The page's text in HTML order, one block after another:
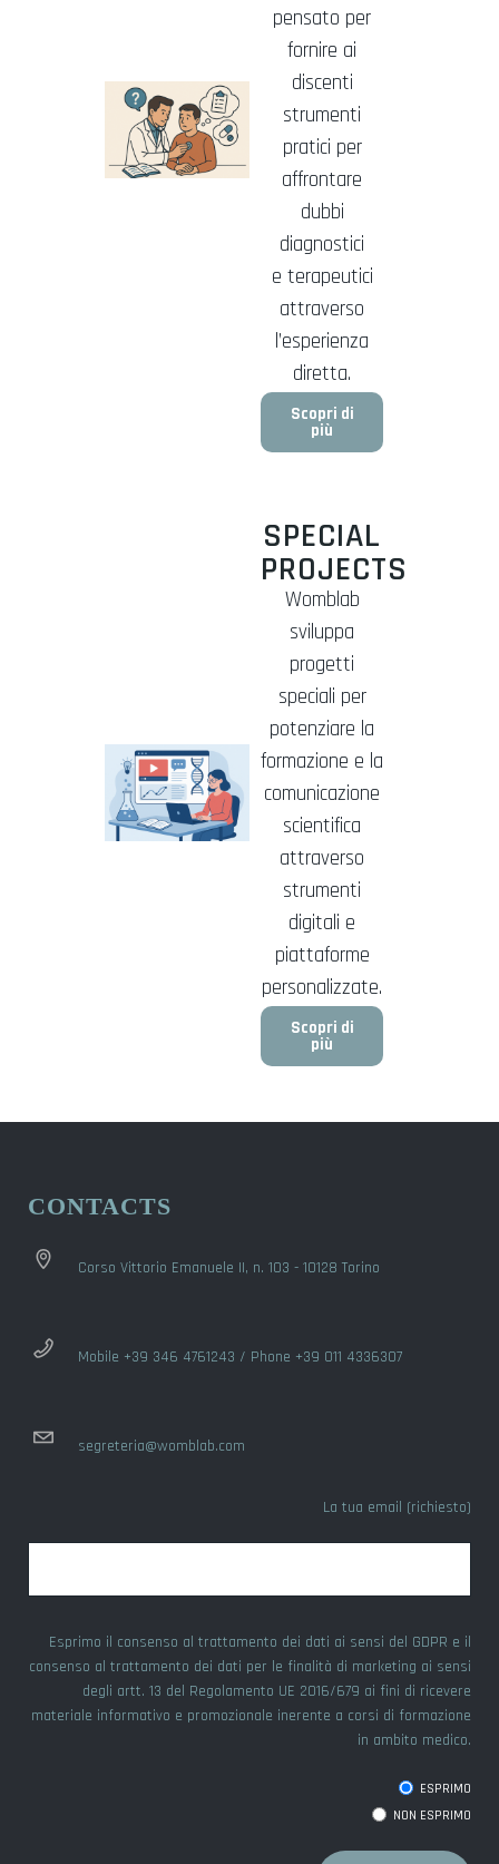
pensato per
fornire ai
discenti
strumenti
pratici per
affrontare
dubbi
diagnostici
e terapeutici
attraverso
l’esperienza
diretta.
Scopri di
più
SPECIAL
PROJECTS
Womblab
sviluppa
progetti
speciali per
potenziare la
formazione e la
comunicazione
scientifica
attraverso
strumenti
digitali e
piattaforme
personalizzate.
Scopri di
più
CONTACTS
Corso Vittorio Emanuele II, n. 103 - 10128 Torino
Mobile +39 346 4761243 / Phone +39 011 4336307
segreteria@womblab.com
La tua email (richiesto)
Esprimo il consenso al trattamento dei dati ai sensi del GDPR e il
consenso al trattamento dei dati per le finalità di marketing ai sensi
degli artt. 13 del Regolamento UE 2016/679 ai fini di ricevere
materiale informativo e promozionale inerente a corsi di formazione
in ambito medico.
ESPRIMO
NON ESPRIMO